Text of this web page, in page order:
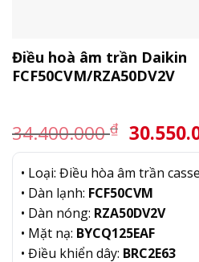
Điều hoà âm trần Daikin
FCF50CVM/RZA50DV2V
34.400.000₫ Giá
gốc
là:
• Loại: Điều hòa âm trần
• Dàn lạnh: FCF50CVM
• Dàn nóng: RZA50DV2V
• Mặt nạ: BYCQ125EAF
• Điều khiển dây: BRC2E63